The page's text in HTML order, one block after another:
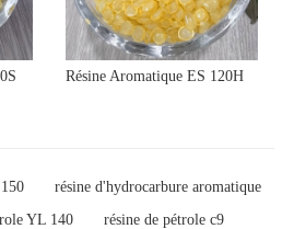
Résine Aromatique ES 120H
résine d'hydrocarbure aromatique
YL 140
résine de pétrole c9